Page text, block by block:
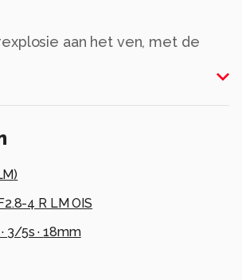
aan het ven, met de
)
4 R LM OIS
3/5s ·18mm